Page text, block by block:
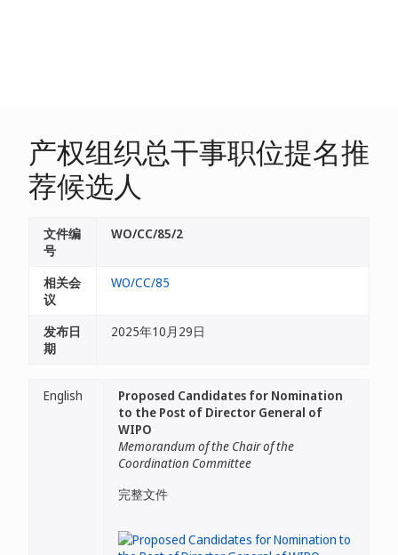
产权组织总干事职位提名推
荐候选人
文件编
号
WO/CC/85/2
相关会
议
WO/CC/85
发布日
期
2025年10月29日
English
Proposed Candidates for Nomination
to the Post of Director General of
WIPO
Memorandum of the Chair of the
Coordination Committee
完整文件